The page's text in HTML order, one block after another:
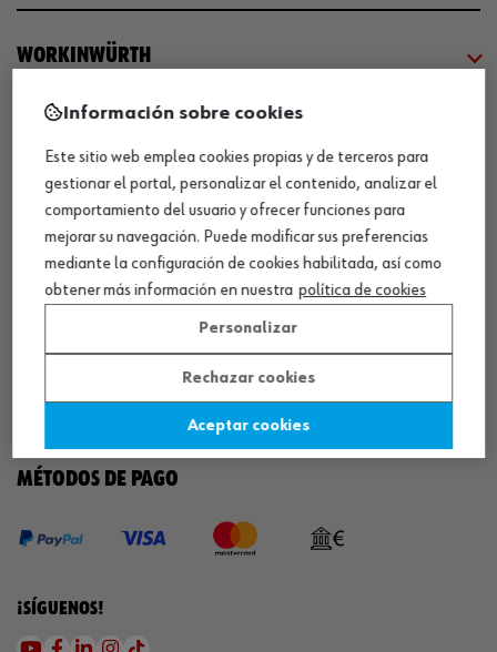
WORKINWÜRTH
NUESTROS CERTIFICADOS
¡WÜRTH EMPRESA SOLIDARIA!
¡DESCARGA NUESTRA APP!
MÉTODOS DE PAGO
¡SÍGUENOS!
Información sobre cookies
Este sitio web emplea cookies propias y de terceros para
gestionar el portal, personalizar el contenido, analizar el
comportamiento del usuario y ofrecer funciones para
mejorar su navegación. Puede modificar sus preferencias
mediante la configuración de cookies habilitada, así como
obtener más información en nuestra política de cookies
Personalizar
Rechazar cookies
Aceptar cookies